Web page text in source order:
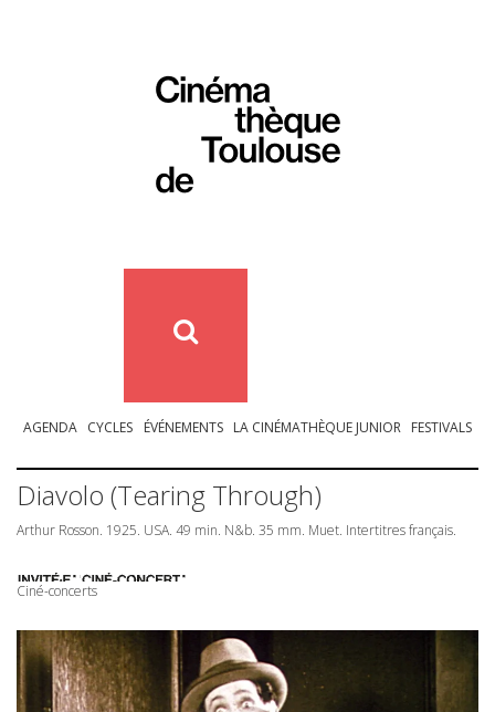
AGENDA CYCLES ÉVÉNEMENTS LA CINÉMATHÈQUE JUNIOR FESTIVALS
Diavolo (Tearing Through)
Arthur Rosson. 1925. USA. 49 min. N&b. 35 mm. Muet. Intertitres français.
Ciné-concerts